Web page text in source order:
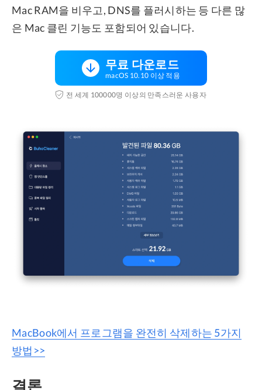
Mac RAM을 비우고, DNS를 플러시하는 등 다른 많
은 Mac 클린 기능도 포함되어 있습니다.
무료 다운로드
macOS 10.10 이상 적용
전 세계 100000명 이상의 만족스러운 사용자
MacBook에서 프로그램을 완전히 삭제하는 5가지
방법>>
결론